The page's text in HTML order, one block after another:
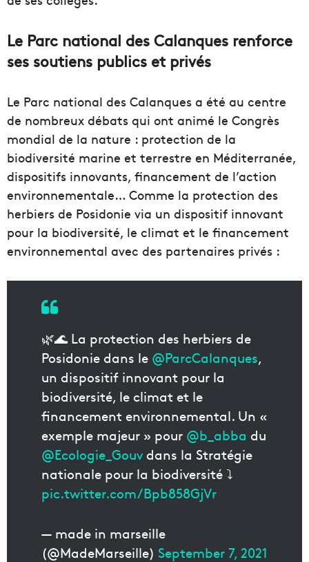
Le Parc national des Calanques renforce
ses soutiens publics et privés
Le Parc national des Calanques a été au centre
de nombreux débats qui ont animé le Congrès
mondial de la nature : protection de la
biodiversité marine et terrestre en Méditerranée,
dispositifs innovants, financement de l’action
environnementale… Comme la protection des
herbiers de Posidonie via un dispositif innovant
pour la biodiversité, le climat et le financement
environnemental avec des partenaires privés :
🌿🌊 La protection des herbiers de
Posidonie dans le @ParcCalanques,
un dispositif innovant pour la
biodiversité, le climat et le
financement environnemental. Un «
exemple majeur » pour @b_abba du
@Ecologie_Gouv dans la Stratégie
nationale pour la biodiversité ⤵️
pic.twitter.com/Bpb858GjVr
— made in marseille
(@MadeMarseille) September 7, 2021